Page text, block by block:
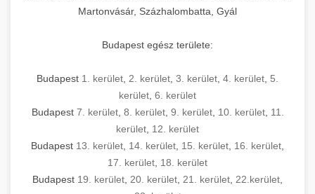
Martonvásár, Százhalombatta, Gyál
Budapest egész területe:
Budapest 1. kerület 2. kerület 3. kerület 4. kerület 5.
kerület 6. kerület
Budapest 7. kerület, 8. kerület, 9. kerület, 10. kerület, 11.
kerület 12. kerület
Budapest 13. kerület 14. kerület 15. kerület 16. kerület
17. kerület 18. kerület
Budapest 19. kerület 20. kerület 21. kerület 22.kerület